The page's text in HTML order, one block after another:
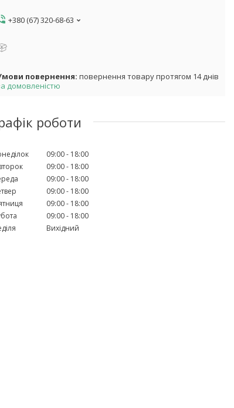
+380 (67) 320-68-63
повернення товару протягом 14 днів
домовленістю
роботи
09:00
18:00
09:00
18:00
09:00
18:00
09:00
18:00
09:00
18:00
09:00
18:00
Вихідний